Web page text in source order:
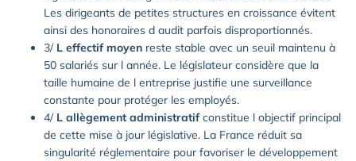
Les dirigeants de petites structures en croissance évitent
ainsi des honoraires d audit parfois disproportionnés.
3/ L effectif moyen reste stable avec un seuil maintenu à
50 salariés sur l année. Le législateur considère que la
taille humaine de l entreprise justifie une surveillance
constante pour protéger les employés.
4/ L allègement administratifconstitue l objectif principal
de cette mise à jour législative. La France réduit sa
singularité réglementaire pour favoriser le développement